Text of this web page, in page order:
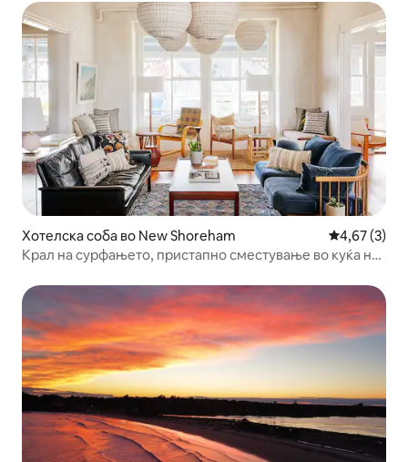
Хотелска соба во New Shoreham Просечна
4,67 (3)
Крал на сурфањето, пристапно сместување во куќа на